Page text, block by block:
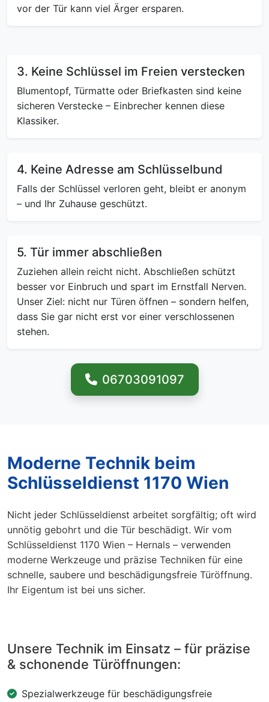
vor der Tür kann viel Ärger ersparen.
3. Keine Schlüssel im Freien verstecken
Blumentopf, Türmatte oder Briefkasten sind keine
sicheren Verstecke – Einbrecher kennen diese
Klassiker.
4. Keine Adresse am Schlüsselbund
Falls der Schlüssel verloren geht, bleibt er anonym
– und Ihr Zuhause geschützt.
5. Tür immer abschließen
Zuziehen allein reicht nicht. Abschließen schützt
besser vor Einbruch und spart im Ernstfall Nerven.
Unser Ziel: nicht nur Türen öffnen – sondern helfen,
dass Sie gar nicht erst vor einer verschlossenen
stehen.
06703091097
Moderne Technik beim
Schlüsseldienst 1170 Wien
Nicht jeder Schlüsseldienst arbeitet sorgfältig; oft wird
unnötig gebohrt und die Tür beschädigt. Wir vom
Schlüsseldienst 1170 Wien – Hernals – verwenden
moderne Werkzeuge und präzise Techniken für eine
schnelle, saubere und beschädigungsfreie Türöffnung.
Ihr Eigentum ist bei uns sicher.
Unsere Technik im Einsatz – für präzise
& schonende Türöffnungen:
Spezialwerkzeuge für beschädigungsfreie